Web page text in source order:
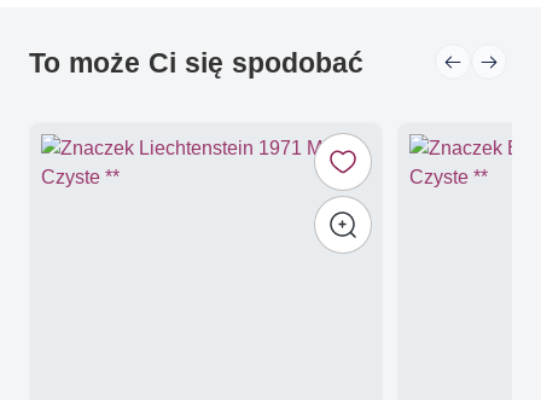
To może Ci się spodobać